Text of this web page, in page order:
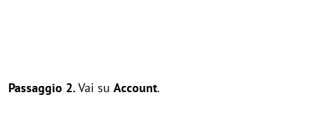
Passaggio 2.Vai su Account.